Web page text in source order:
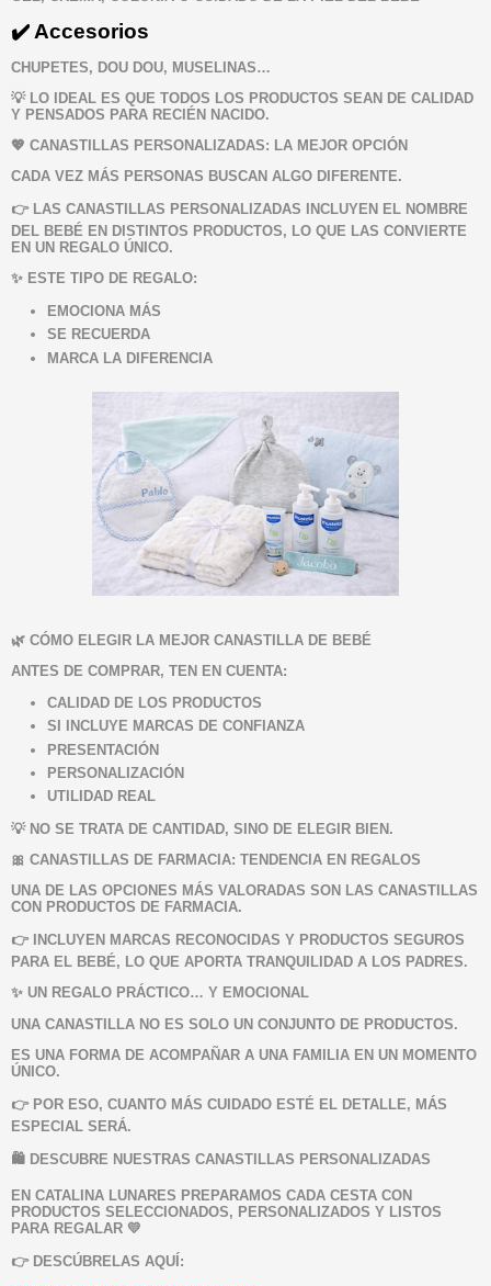
✔️ Accesorios
CHUPETES, DOU DOU, MUSELINAS…
💡 LO IDEAL ES QUE TODOS LOS PRODUCTOS SEAN DE CALIDAD
Y PENSADOS PARA RECIÉN NACIDO.
💖 CANASTILLAS PERSONALIZADAS: LA MEJOR OPCIÓN
CADA VEZ MÁS PERSONAS BUSCAN ALGO DIFERENTE.
👉 LAS CANASTILLAS PERSONALIZADAS INCLUYEN EL NOMBRE
DEL BEBÉ EN DISTINTOS PRODUCTOS, LO QUE LAS CONVIERTE
EN UN REGALO ÚNICO.
✨ ESTE TIPO DE REGALO:
EMOCIONA MÁS
SE RECUERDA
MARCA LA DIFERENCIA
🌿 CÓMO ELEGIR LA MEJOR CANASTILLA DE BEBÉ
ANTES DE COMPRAR, TEN EN CUENTA:
CALIDAD DE LOS PRODUCTOS
SI INCLUYE MARCAS DE CONFIANZA
PRESENTACIÓN
PERSONALIZACIÓN
UTILIDAD REAL
💡 NO SE TRATA DE CANTIDAD, SINO DE ELEGIR BIEN.
🎀 CANASTILLAS DE FARMACIA: TENDENCIA EN REGALOS
UNA DE LAS OPCIONES MÁS VALORADAS SON LAS CANASTILLAS
CON PRODUCTOS DE FARMACIA.
👉 INCLUYEN MARCAS RECONOCIDAS Y PRODUCTOS SEGUROS
PARA EL BEBÉ, LO QUE APORTA TRANQUILIDAD A LOS PADRES.
✨ UN REGALO PRÁCTICO… Y EMOCIONAL
UNA CANASTILLA NO ES SOLO UN CONJUNTO DE PRODUCTOS.
ES UNA FORMA DE ACOMPAÑAR A UNA FAMILIA EN UN MOMENTO
ÚNICO.
👉 POR ESO, CUANTO MÁS CUIDADO ESTÉ EL DETALLE, MÁS
ESPECIAL SERÁ.
🛍️ DESCUBRE NUESTRAS CANASTILLAS PERSONALIZADAS
EN CATALINA LUNARES PREPARAMOS CADA CESTA CON
PRODUCTOS SELECCIONADOS, PERSONALIZADOS Y LISTOS
PARA REGALAR 💛
👉 DESCÚBRELAS AQUÍ: